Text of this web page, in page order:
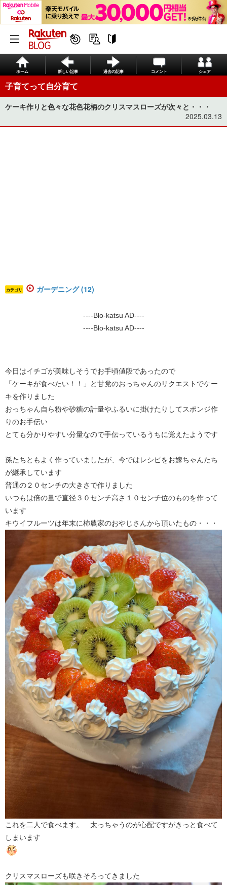
ホーム 新しい記事 過去の記事 コメント シェア
子育てって自分育て
ケーキ作りと色々な花色花柄のクリスマスローズが次々と・・・
2025.03.13
カテゴリ ガーデニング (12)
----Blo-katsu AD----
----Blo-katsu AD----
今日はイチゴが美味しそうでお手頃値段であったので
「ケーキが食べたい！！」と甘党のおっちゃんのリクエストでケー
キを作りました
おっちゃん自ら粉や砂糖の計量やふるいに掛けたりしてスポンジ作
りのお手伝い
とても分かりやすい分量なので手伝っているうちに覚えたようです
孫たちともよく作っていましたが、今ではレシピをお嫁ちゃんたち
が継承しています
普通の２０センチの大きさで作りました
いつもは倍の量で直径３０センチ高さ１０センチ位のものを作って
います
キウイフルーツは年末に柿農家のおやじさんから頂いたもの・・・
これを二人で食べます。 太っちゃうのが心配ですがきっと食べて
しまいます
クリスマスローズも咲きそろってきました